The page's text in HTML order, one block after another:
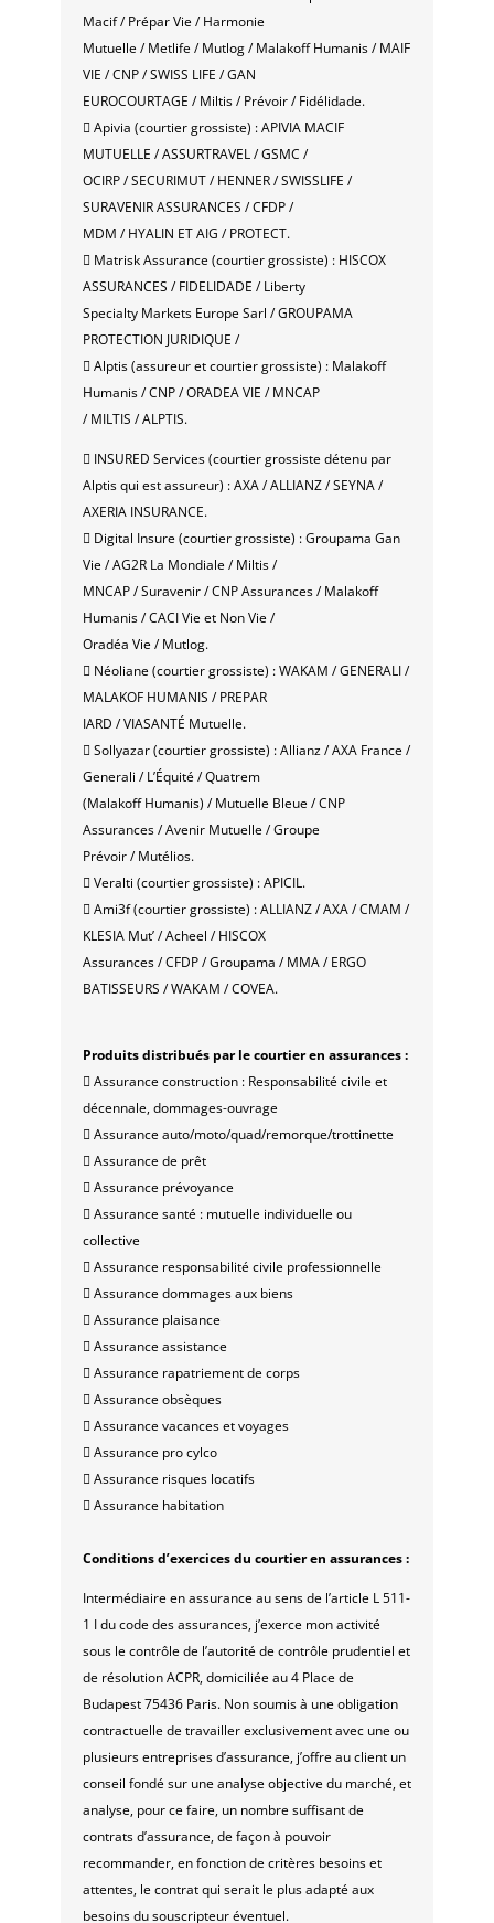
Macif / Prépar Vie / Harmonie
Mutuelle / Metlife / Mutlog / Malakoff Humanis / MAIF
VIE / CNP / SWISS LIFE / GAN
EUROCOURTAGE / Miltis / Prévoir / Fidélidade.
 Apivia (courtier grossiste) : APIVIA MACIF
MUTUELLE / ASSURTRAVEL / GSMC /
OCIRP / SECURIMUT / HENNER / SWISSLIFE /
SURAVENIR ASSURANCES / CFDP /
MDM / HYALIN ET AIG / PROTECT.
 Matrisk Assurance (courtier grossiste) : HISCOX
ASSURANCES / FIDELIDADE / Liberty
Specialty Markets Europe Sarl / GROUPAMA
PROTECTION JURIDIQUE /
 Alptis (assureur et courtier grossiste) : Malakoff
Humanis / CNP / ORADEA VIE / MNCAP
/ MILTIS / ALPTIS.
 INSURED Services (courtier grossiste détenu par
Alptis qui est assureur) : AXA / ALLIANZ / SEYNA /
AXERIA INSURANCE.
 Digital Insure (courtier grossiste) : Groupama Gan
Vie / AG2R La Mondiale / Miltis /
MNCAP / Suravenir / CNP Assurances / Malakoff
Humanis / CACI Vie et Non Vie /
Oradéa Vie / Mutlog.
 Néoliane (courtier grossiste) : WAKAM / GENERALI /
MALAKOF HUMANIS / PREPAR
IARD / VIASANTÉ Mutuelle.
 Sollyazar (courtier grossiste) : Allianz / AXA France /
Generali / L’Équité / Quatrem
(Malakoff Humanis) / Mutuelle Bleue / CNP
Assurances / Avenir Mutuelle / Groupe
Prévoir / Mutélios.
 Veralti (courtier grossiste) : APICIL.
 Ami3f (courtier grossiste) : ALLIANZ / AXA / CMAM /
KLESIA Mut’ / Acheel / HISCOX
Assurances / CFDP / Groupama / MMA / ERGO
BATISSEURS / WAKAM / COVEA.
Produits distribués par le courtier en assurances :
 Assurance construction : Responsabilité civile et
décennale, dommages-ouvrage
 Assurance auto/moto/quad/remorque/trottinette
 Assurance de prêt
 Assurance prévoyance
 Assurance santé : mutuelle individuelle ou
collective
 Assurance responsabilité civile professionnelle
 Assurance dommages aux biens
 Assurance plaisance
 Assurance assistance
 Assurance rapatriement de corps
 Assurance obsèques
 Assurance vacances et voyages
 Assurance pro cylco
 Assurance risques locatifs
 Assurance habitation
Conditions d’exercices du courtier en assurances :
Intermédiaire en assurance au sens de l’article L 511-
1 I du code des assurances, j’exerce mon activité
sous le contrôle de l’autorité de contrôle prudentiel et
de résolution ACPR, domiciliée au 4 Place de
Budapest 75436 Paris. Non soumis à une obligation
contractuelle de travailler exclusivement avec une ou
plusieurs entreprises d’assurance, j’offre au client un
conseil fondé sur une analyse objective du marché, et
analyse, pour ce faire, un nombre suffisant de
contrats d’assurance, de façon à pouvoir
recommander, en fonction de critères besoins et
attentes, le contrat qui serait le plus adapté aux
besoins du souscripteur éventuel.